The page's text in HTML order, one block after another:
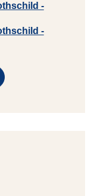
-
-